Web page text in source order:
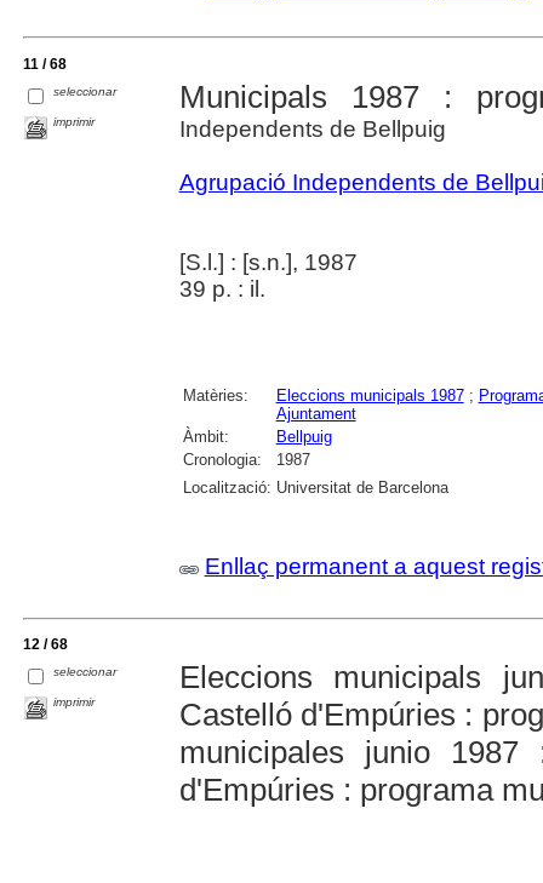
11 / 68
seleccionar
imprimir
Municipals 1987 :
Independents de Bellpuig
Agrupació Independents de
[S.l.] : [s.n.], 1987
39 p. : il.
Matèries: Eleccions municipals 1987;
Ajuntament
Àmbit:
Bellpuig
Cronologia:
1987
Localització: Universitat de Barcelona
Enllaç permanent a aquest
12 / 68
seleccionar
imprimir
Eleccions municipals
Castelló d'Empúries :
municipales junio 1987
d'Empúries : programa